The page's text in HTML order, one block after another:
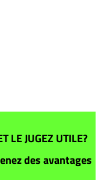
LE JUGEZ UTILE?
des avantages